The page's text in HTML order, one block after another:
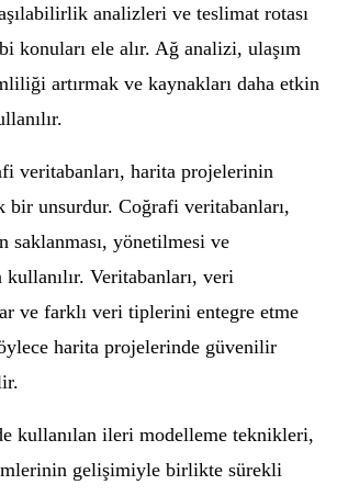
analizleri ve teslimat rotası
konuları ele alır. Ağ analizi, ulaşım
artırmak ve kaynakları daha etkin
veritabanları, harita projelerinin
bir unsurdur. Coğrafi veritabanları,
saklanması, yönetilmesi ve
kullanılır. Veritabanları, veri
ve farklı veri tiplerini entegre etme
harita projelerinde güvenilir
kullanılan ileri modelleme teknikleri,
gelişimiyle birlikte sürekli